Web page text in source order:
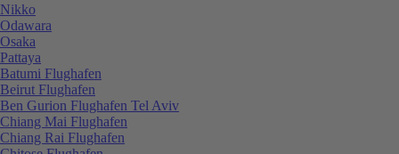
Nikko
Odawara
Osaka
Pattaya
Batumi Flughafen
Beirut Flughafen
Ben Gurion Flughafen Tel Aviv
Chiang Mai Flughafen
Chiang Rai Flughafen